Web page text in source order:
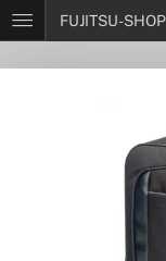
FUJITSU-SHOP